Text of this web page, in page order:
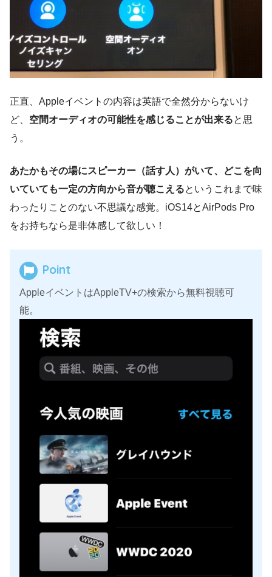
正直、Appleイベントの内容は英語で全然分からないけ
ど、 空間オーディオの可能性を感じることが出来ると思
う。
あたかもその場にスピーカー（話す人）がいて、どこを向
いていても一定の方向から音が聴こえるというこれまで味
わったりことのない不思議な感覚。iOS14とAirPods Pro
をお持ちなら是非体感して欲しい！
Point
AppleイベントはAppleTV+の検索から無料視聴可
能。